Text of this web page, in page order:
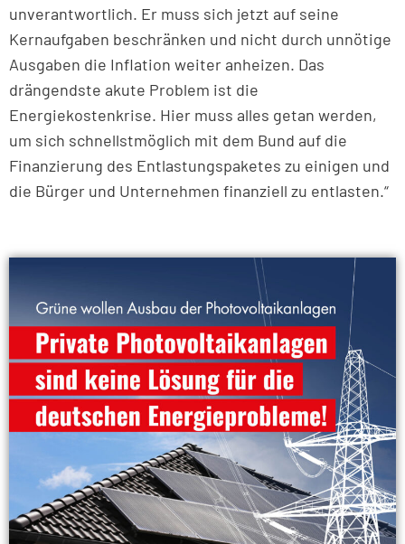
unverantwortlich. Er muss sich jetzt auf seine
Kernaufgaben beschränken und nicht durch unnötige
Ausgaben die Inflation weiter anheizen. Das
drängendste akute Problem ist die
Energiekostenkrise. Hier muss alles getan werden,
um sich schnellstmöglich mit dem Bund auf die
Finanzierung des Entlastungspaketes zu einigen und
die Bürger und Unternehmen finanziell zu entlasten.“